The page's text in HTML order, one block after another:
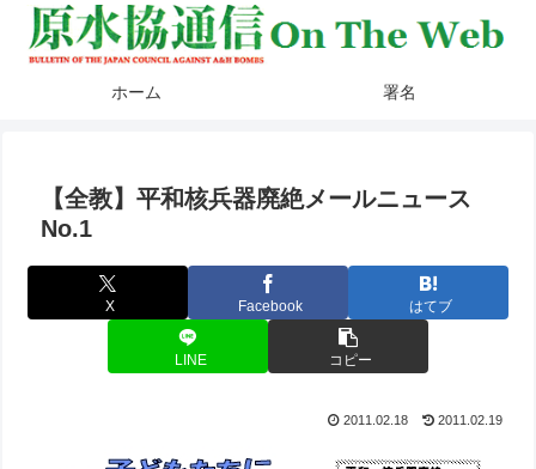
ホーム 署名
【全教】平和核兵器廃絶メールニュース
No.1
X Facebook はてブ
LINE コピー
2011.02.18 2011.02.19